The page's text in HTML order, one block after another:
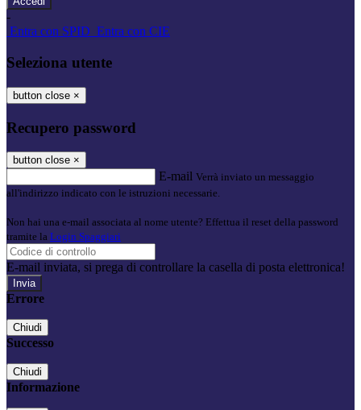
-
Entra con SPID Entra con CIE
Seleziona utente
button close ×
Recupero password
button close ×
E-mail Verrà inviato un messaggio
all'indirizzo indicato con le istruzioni necessarie.
Non hai una e-mail associata al nome utente? Effettua il reset della password
tramite la Login Spaggiari
E-mail inviata, si prega di controllare la casella di posta elettronica!
Errore
Chiudi
Successo
Chiudi
Informazione